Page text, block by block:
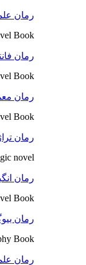
رمان
Book
رمان
Book
رمان
Book
رمان
novel
رمان
Book
رمان
Book
رمان